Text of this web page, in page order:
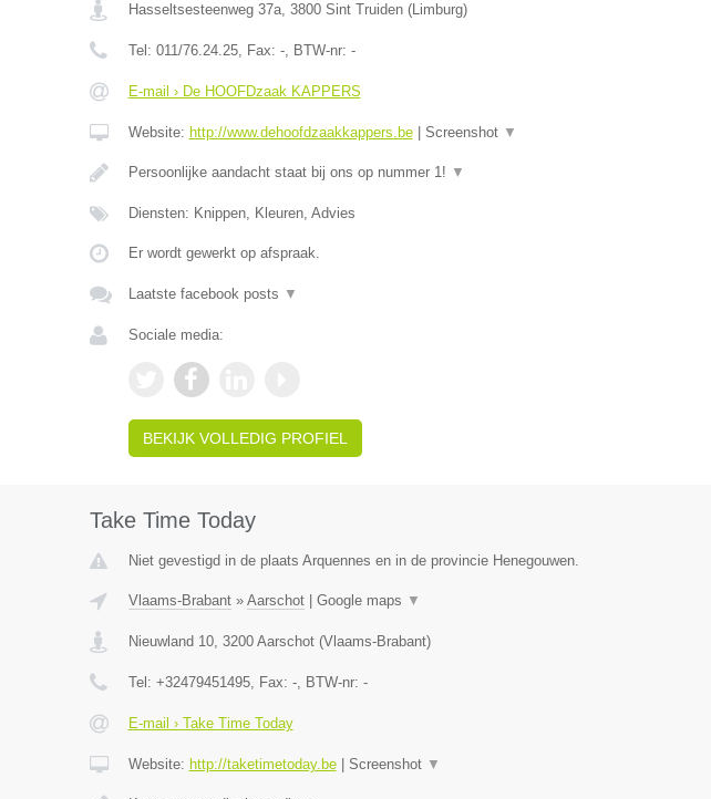
Hasseltsesteenweg 37a, 3800 Sint Truiden(Limburg)
Tel: 011/76.24.25, Fax: -, BTW-nr: -
E-mail › De HOOFDzaak KAPPERS
Website: http://www.dehoofdzaakkappers.be| Screenshot ▼
Persoonlijke aandacht staat bij ons op nummer 1! ▼
Diensten: Knippen, Kleuren, Advies
Er wordt gewerkt op afspraak.
Laatste facebook posts ▼
Sociale media:
BEKIJK VOLLEDIG PROFIEL
Take Time Today
Niet gevestigd in de plaats Arquennes en in de provincie Henegouwen.
Vlaams-Brabant» Aarschot| Google maps ▼
Nieuwland 10, 3200 Aarschot(Vlaams-Brabant)
Tel: +32479451495, Fax: -, BTW-nr: -
E-mail › Take Time Today
Website: http://taketimetoday.be| Screenshot ▼